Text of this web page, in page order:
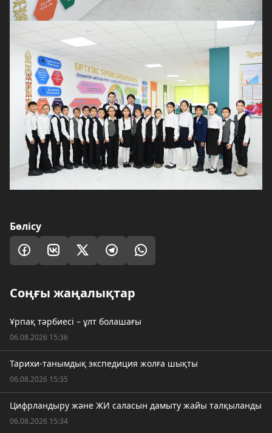
Бөлісу
Соңғы жаңалықтар
Ұрпақ тәрбиесі – ұлт болашағы
06.08.2026 15:36
Тарихи-танымдық экспедиция жолға шықты
06.08.2026 15:35
Цифрландыру және ЖИ саласын дамыту жайы талқыланды
06.08.2026 15:34